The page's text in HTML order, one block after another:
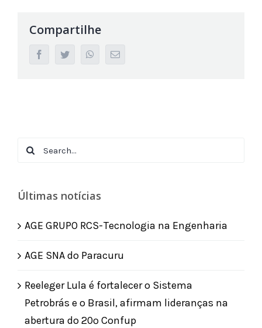
Compartilhe
facebooktwitter whatsappEmail
Search
Últimas notícias
AGE GRUPO RCS-Tecnologia na Engenharia
AGE SNA do Paracuru
Reeleger Lula é fortalecer o Sistema
Petrobrás e o Brasil, afirmam lideranças na
abertura do 20º Confup